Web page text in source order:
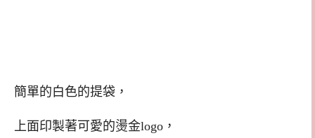
簡單的白色的提袋，
上面印製著可愛的燙金logo，